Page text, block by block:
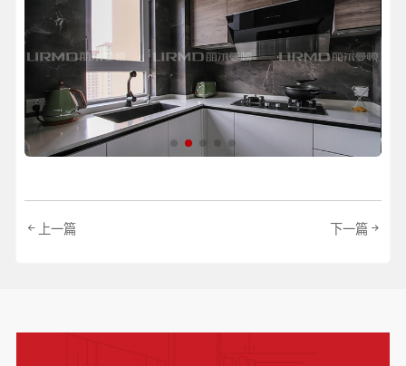
上一篇 下一篇